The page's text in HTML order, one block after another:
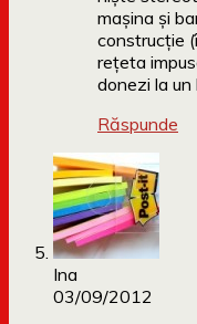
mașina și
construcție
rețeta
donezi la un
Răspunde
Ina
03/09/2012